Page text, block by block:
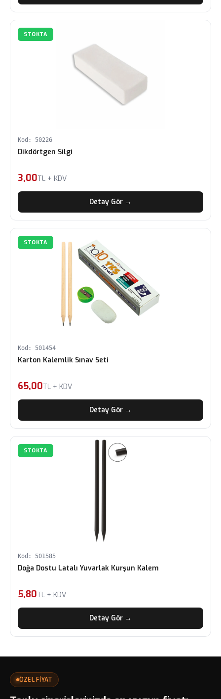
STOKTA
Kod: 50226
Dikdörtgen Silgi
3,00TL + KDV
Detay Gör →
STOKTA
Kod: 501454
Karton Kalemlik Sınav Seti
65,00TL + KDV
Detay Gör →
STOKTA
Kod: 501585
Doğa Dostu Latalı Yuvarlak Kurşun Kalem
5,80TL + KDV
Detay Gör →
ÖZEL FİYAT